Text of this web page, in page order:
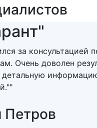
за консультацией
Очень доволен
детальную
Петров